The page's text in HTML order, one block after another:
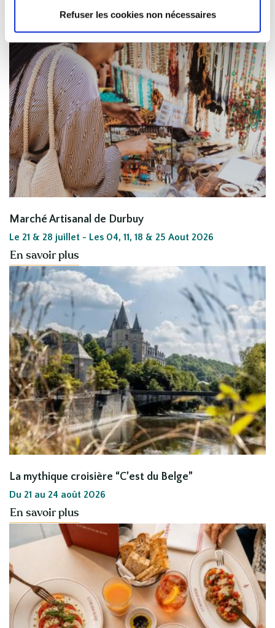
Refuser les cookies non nécessaires
Marché Artisanal de Durbuy
Le 21 & 28 juillet - Les 04, 11, 18 & 25 Aout 2026
En savoir plus
La mythique croisière “C’est du Belge”
Du 21 au 24 août 2026
En savoir plus